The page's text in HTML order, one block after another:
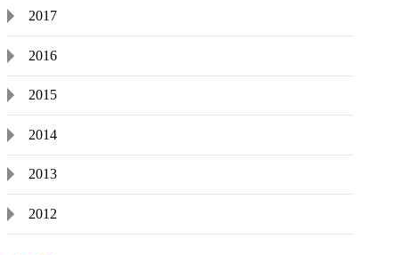
2017
2016
2015
2014
2013
2012